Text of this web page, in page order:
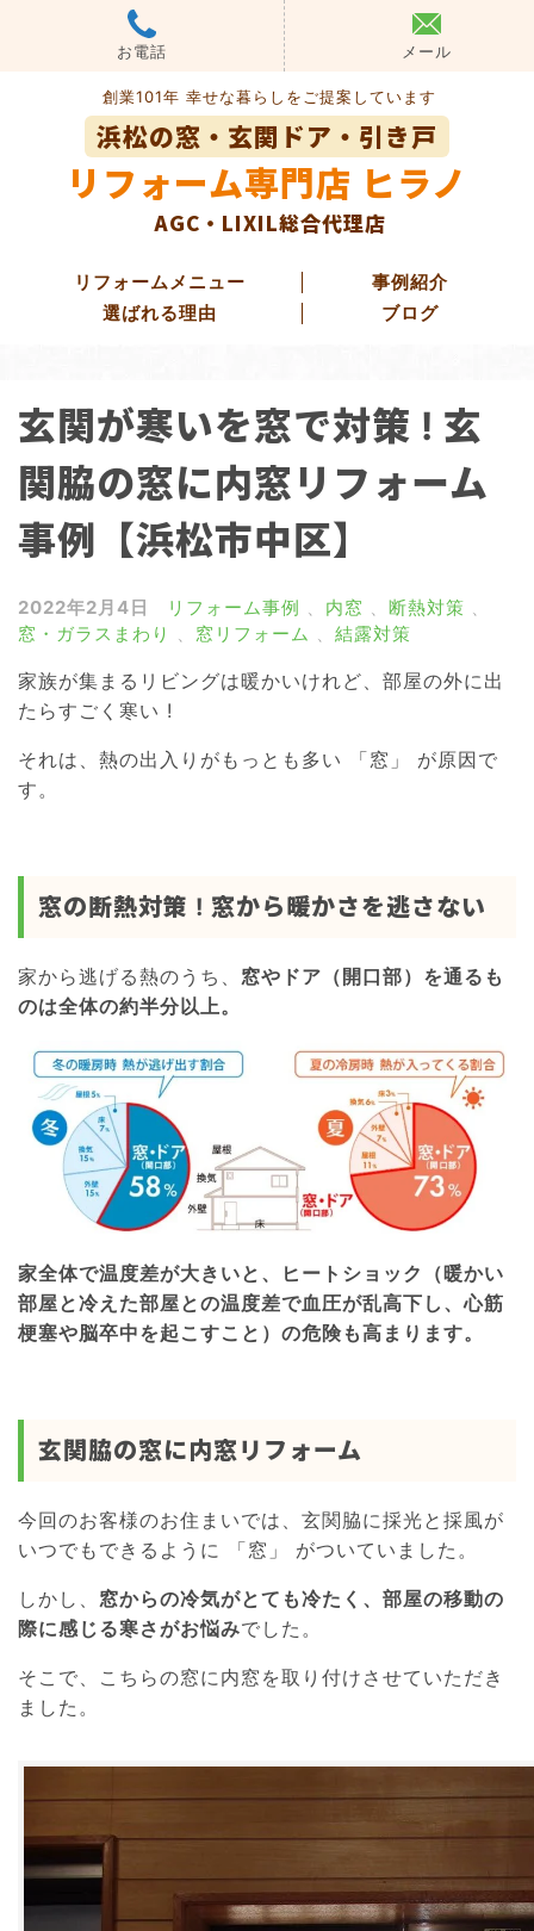
創業101年 幸せな暮らしをご提案しています
浜松の窓・玄関ドア・引き戸
リフォーム専門店 ヒラノ
AGC・LIXIL総合代理店
リフォームメニュー
事例紹介
選ばれる理由
ブログ
玄関引き戸リフォーム
勝手口ドアリフォーム
雨戸・シャッター
窓の目隠しルーバー
網戸
浴室ドア交換
屋根リフォーム
玄関が寒いを窓で対策 ! 玄
関脇の窓に内窓リフォーム
事例【浜松市中区】
2022年2月4日 リフォーム事例 、 内窓 、 断熱対策 、
窓・ガラスまわり 、 窓リフォーム 、 結露対策
家族が集まるリビングは暖かいけれど、部屋の外に出
たらすごく寒い !
それは、熱の出入りがもっとも多い 「窓」 が原因で
す。
窓の断熱対策 ! 窓から暖かさを逃さない
家から逃げる熱のうち、 窓やドア（開口部）を通るも
のは全体の約半分以上。
家全体で温度差が大きいと、ヒートショック（暖かい
部屋と冷えた部屋との温度差で血圧が乱高下し、心筋
梗塞や脳卒中を起こすこと）の危険も高まります。
玄関脇の窓に内窓リフォーム
今回のお客様のお住まいでは、玄関脇に採光と採風が
いつでもできるように 「窓」 がついていました。
しかし、 窓からの冷気がとても冷たく、部屋の移動の
際に感じる寒さがお悩みでした。
そこで、こちらの窓に内窓を取り付けさせていただき
ました。
お電話 メール